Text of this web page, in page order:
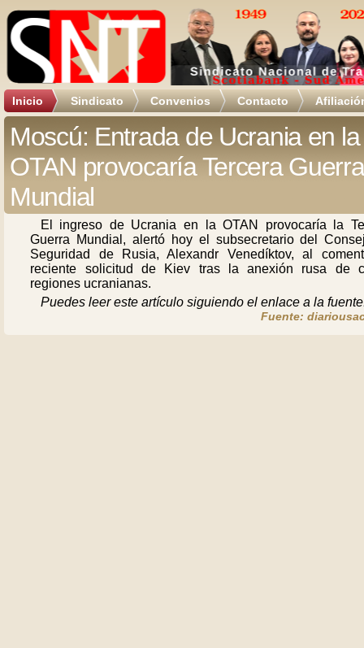
Inicio Sindicato Convenios Contacto
Moscú: Entrada de Ucrania en la
OTAN provocaría Tercera Guerra
Mundial
El ingreso de Ucrania en la OTAN provocaría la
Guerra Mundial, alertó hoy el subsecretario del
Seguridad de Rusia, Alexandr Venedíktov, al
reciente solicitud de Kiev tras la anexión rusa de
regiones ucranianas.
Puedes leer este artículo siguiendo el enlace a la
Fuente: